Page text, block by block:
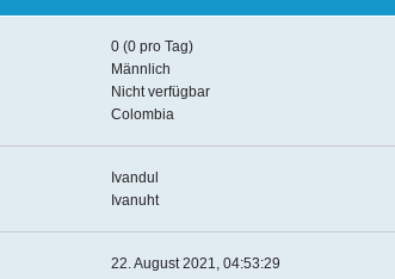
0 (0 pro Tag)
Männlich
Nicht verfügbar
Colombia
Ivandul
Ivanuht
22. August 2021, 04:53:29